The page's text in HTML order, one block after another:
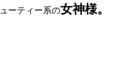
ューティー系の女神様。